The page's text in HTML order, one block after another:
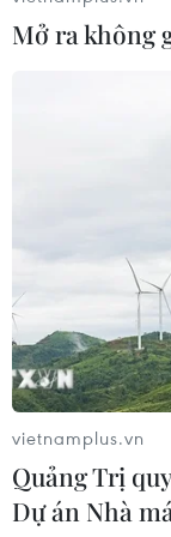
CƠ QUAN CHỦ QUẢN:
Tổng Biên tập:
Phó Tổng Biên
THỦY
Sở hữu trí tuệ
RSS
Ngôn ngữ
Dịch vụ tin
Mở ra không
vietnamplus.vn
Quảng Trị
Dự án Nhà